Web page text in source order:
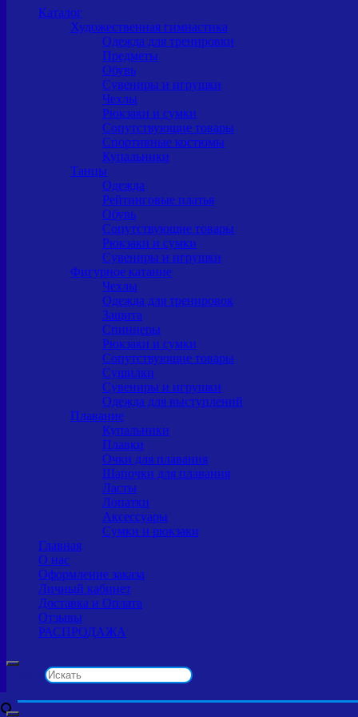
Каталог
Художественная гимнастика
Одежда для тренировки
Предметы
Обувь
Сувениры и игрушки
Чехлы
Рюкзаки и сумки
Сопутствующие товары
Спортивные костюмы
Купальники
Танцы
Одежда
Рейтинговые платья
Обувь
Сопутствующие товары
Рюкзаки и сумки
Сувениры и игрушки
Фигурное катание
Чехлы
Одежда для тренировок
Защита
Спиннеры
Рюкзаки и сумки
Сопутствующие товары
Сушилки
Сувениры и игрушки
Одежда для выступлений
Плавание
Купальники
Плавки
Очки для плавания
Шапочки для плавания
Ласты
Лопатки
Аксессуары
Сумки и рюкзаки
Главная
О нас
Оформление заказа
Личный кабинет
Доставка и Оплата
Отзывы
РАСПРОДАЖА